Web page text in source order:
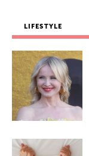
LIFESTYLE